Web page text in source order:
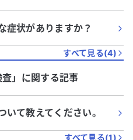
症状がありますか？
すべて見る(4)
査」に関する記事
て教えてください。
すべて見る(1)